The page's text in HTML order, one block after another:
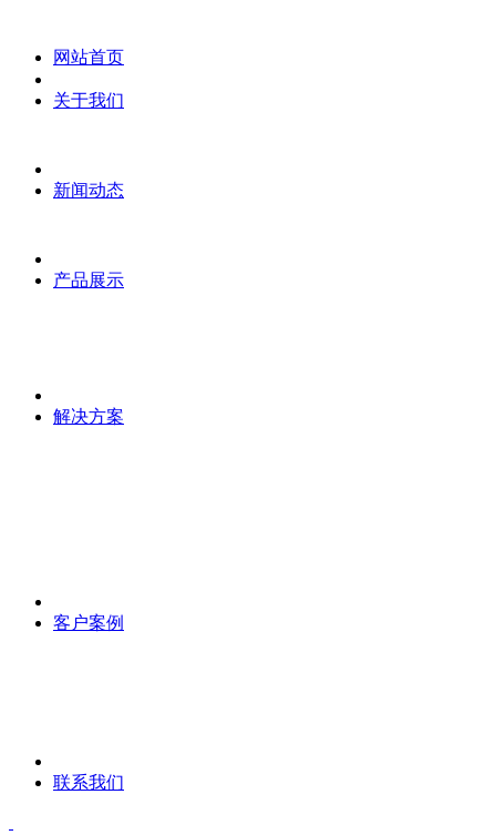
网站首页
关于我们
新闻动态
产品展示
解决方案
客户案例
联系我们